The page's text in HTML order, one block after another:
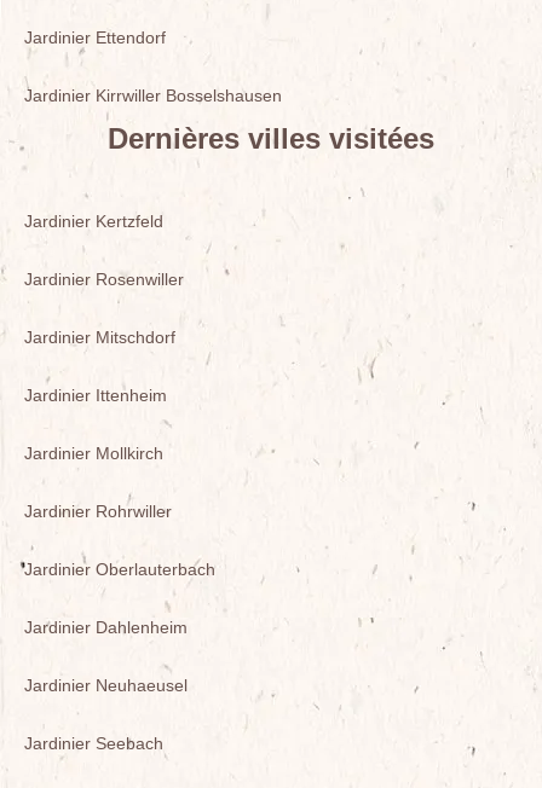
Jardinier Ettendorf
Jardinier Kirrwiller Bosselshausen
Dernières villes visitées
Jardinier Kertzfeld
Jardinier Rosenwiller
Jardinier Mitschdorf
Jardinier Ittenheim
Jardinier Mollkirch
Jardinier Rohrwiller
Jardinier Oberlauterbach
Jardinier Dahlenheim
Jardinier Neuhaeusel
Jardinier Seebach